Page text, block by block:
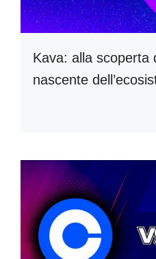
Kava: alla scoperta
nascente